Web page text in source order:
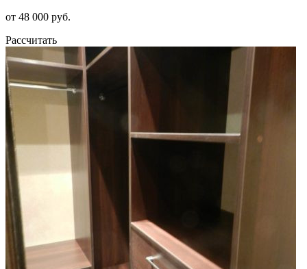
от 48 000 руб.
Рассчитать